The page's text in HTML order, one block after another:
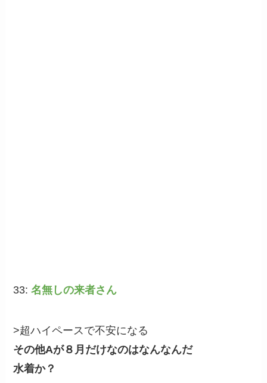
33:名無しの来者さん
>超ハイペースで不安になる
その他Aが８月だけなのはなんなんだ
水着か？